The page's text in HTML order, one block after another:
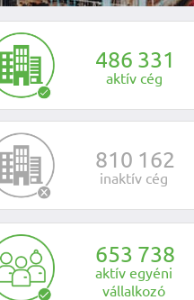
fel velünk a kapcsolatot az alábbi
486 331
aktív cég
810 162
inaktív cég
653 738
aktív egyéni
vállalkozó